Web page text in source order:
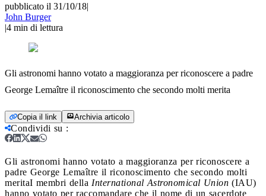
pubblicato il 31/10/18|
John Burger
|4 min di lettura
Gli astronomi hanno votato a maggioranza per riconoscere a padre
George Lemaître il riconoscimento che secondo molti merita
Copia il link Archivia articolo
Condividi su :
Gli astronomi hanno votato a maggioranza per riconoscere a
padre George Lemaître il riconoscimento che secondo molti
meritaI membri della International Astronomical Union (IAU)
hanno votato per raccomandare che il nome di un sacerdote